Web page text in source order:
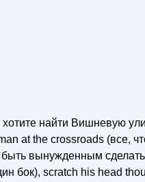
хотите найти Вишневую
at the crossroads (все,
вынужденным
бок), scratch his head